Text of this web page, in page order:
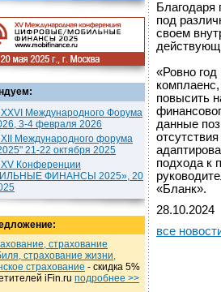
XXVI Международного Форума
3-4 февраля 2026
XII Международного форума
21-22 октября 2025
XV Конференции
ФИНАНСЫ 2025», 20
страхование
страхование жизни,
страхование - cкидка 5%
iFin.ru подробнеe >>
Благодаря
под
своем
«Ровно
повысить
данные
подхода к
«Бланк».
28.10.2024
все